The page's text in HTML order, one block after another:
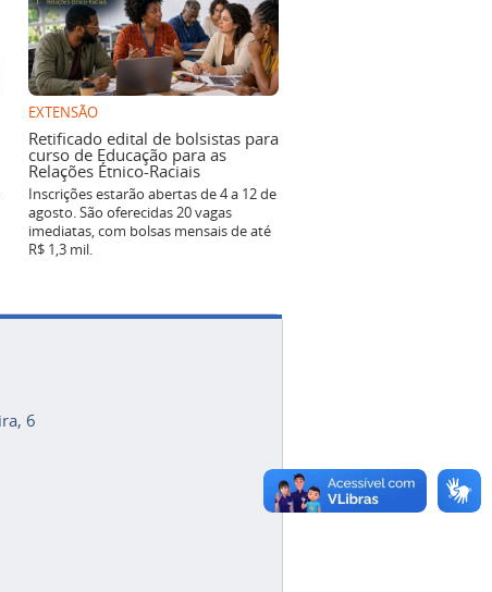
EXTENSÃO
Retificado edital de bolsistas para
curso de Educação para as
Relações Étnico-Raciais
Inscrições estarão abertas de 4 a 12 de
agosto. São oferecidas 20 vagas
imediatas, com bolsas mensais de até
R$ 1,3 mil.
6